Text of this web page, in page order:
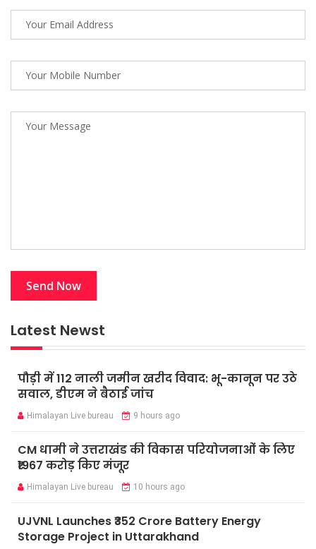
Latest Newst
पौड़ी में 112 नाली जमीन खरीद विवाद: भू-कानून पर उठे
सवाल, डीएम ने बैठाई जांच
Himalayan Live bureau 9 hours ago
CM धामी ने उत्तराखंड की विकास परियोजनाओं के लिए
₹1967 करोड़ किए मंजूर
Himalayan Live bureau 10 hours ago
UJVNL Launches ₹352 Crore Battery Energy
Storage Project in Uttarakhand